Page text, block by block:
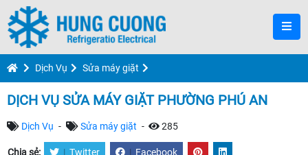
Dịch Vụ Sửa máy giặt
DỊCH VỤ SỬA MÁY GIẶT PHƯỜNG PHÚ AN
Dịch Vụ - Sửa máy giặt - 285
Chia sẻ: | Twitter | Facebook